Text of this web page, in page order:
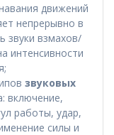
движений
непрерывно в
звуки взмахов/
интенсивности
звуковых
включение,
работы, удар,
силы и